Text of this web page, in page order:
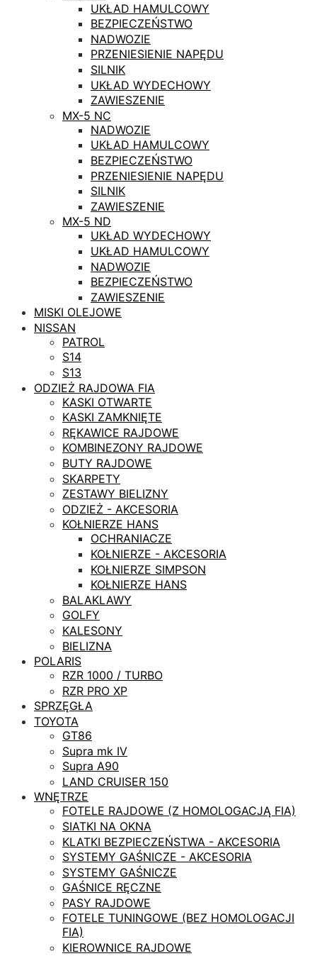
UKŁAD HAMULCOWY
BEZPIECZEŃSTWO
NADWOZIE
PRZENIESIENIE NAPĘDU
SILNIK
UKŁAD WYDECHOWY
ZAWIESZENIE
MX-5 NC
NADWOZIE
UKŁAD HAMULCOWY
BEZPIECZEŃSTWO
PRZENIESIENIE NAPĘDU
SILNIK
ZAWIESZENIE
MX-5 ND
UKŁAD WYDECHOWY
UKŁAD HAMULCOWY
NADWOZIE
BEZPIECZEŃSTWO
ZAWIESZENIE
MISKI OLEJOWE
NISSAN
PATROL
S14
S13
ODZIEŻ RAJDOWA FIA
KASKI OTWARTE
KASKI ZAMKNIĘTE
RĘKAWICE RAJDOWE
KOMBINEZONY RAJDOWE
BUTY RAJDOWE
SKARPETY
ZESTAWY BIELIZNY
ODZIEŻ - AKCESORIA
KOŁNIERZE HANS
OCHRANIACZE
KOŁNIERZE - AKCESORIA
KOŁNIERZE SIMPSON
KOŁNIERZE HANS
BALAKLAWY
GOLFY
KALESONY
BIELIZNA
POLARIS
RZR 1000 / TURBO
RZR PRO XP
SPRZĘGŁA
TOYOTA
GT86
Supra mk IV
Supra A90
LAND CRUISER 150
WNĘTRZE
FOTELE RAJDOWE (Z HOMOLOGACJĄ FIA)
SIATKI NA OKNA
KLATKI BEZPIECZEŃSTWA - AKCESORIA
SYSTEMY GAŚNICZE - AKCESORIA
SYSTEMY GAŚNICZE
GAŚNICE RĘCZNE
PASY RAJDOWE
FOTELE TUNINGOWE (BEZ HOMOLOGACJI
FIA)
KIEROWNICE RAJDOWE